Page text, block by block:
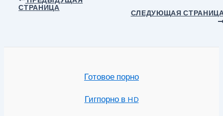
СТРАНИЦА
СЛЕДУЮЩАЯ
Готовое порно
Гигпорно в HD